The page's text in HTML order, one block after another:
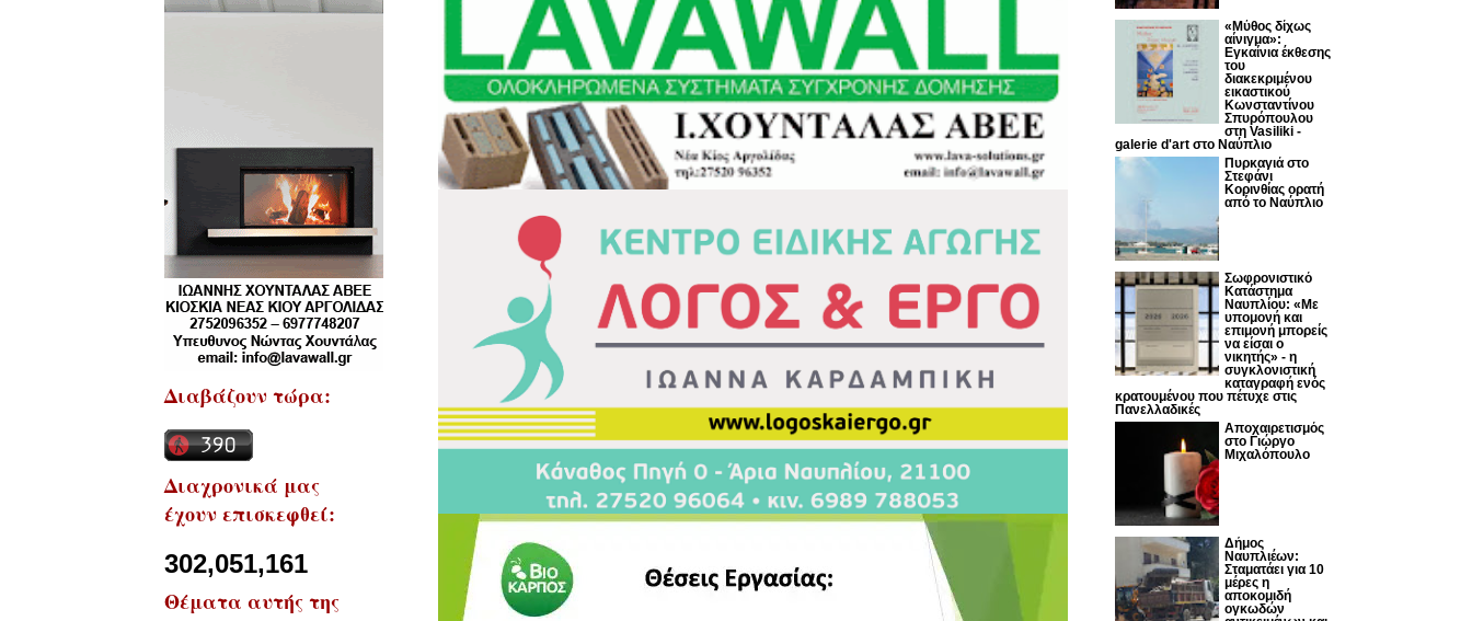
Διαβάζουν τώρα:
Διαχρονικά μας
έχουν επισκεφθεί:
302,051,161
Θέματα αυτής της
«Μύθος δίχως
αίνιγμα»:
Εγκαίνια έκθεσης
του
διακεκριμένου
εικαστικού
Κωνσταντίνου
Σπυρόπουλου
στη Vasiliki -
galerie d'art στο Ναύπλιο
Πυρκαγιά στο
Στεφάνι
Κορινθίας ορατή
από το Ναύπλιο
Σωφρονιστικό
Κατάστημα
Ναυπλίου: «Με
υπομονή και
επιμονή μπορείς
να είσαι ο
νικητής» - η
συγκλονιστική
καταγραφή ενός
κρατουμένου που πέτυχε στις
Πανελλαδικές
Αποχαιρετισμός
στο Γιώργο
Μιχαλόπουλο
Δήμος
Ναυπλιέων:
Σταματάει για 10
μέρες η
αποκομιδή
ογκωδών